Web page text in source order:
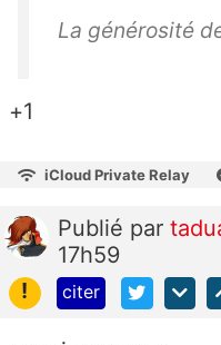
La générosité
+1
iCloud Private Relay
Publié par
17h59
!
citer